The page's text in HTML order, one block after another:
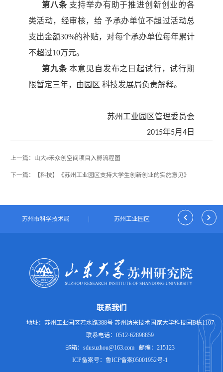
第八条 支持举办有助于推进创新创业的各
类活动，经审核，给 予承办单位不超过活动总
支出金额30%的补贴，对每个承办单位每年累计
不超过10万元。
第九条 本意见自发布之日起试行，试行期
限暂定三年，由园区 科技发展局负责解释。
苏州工业园区管理委员会
2015年5月4日
上一篇：山大e禾众创空间项目入孵流程图
下一篇：【科技】《苏州工业园区支持大学生创新创业的实施意见》
苏州市科学技术局 | 苏州工业园区 独墅湖科
联系我们
地址：苏州工业园区若水路388号 苏州纳米技术国家大学科技园B栋1107
联系电话：0512-62898859
邮箱：sdusuzhou@163.com 邮编：215123
ICP备案号：鲁ICP备案05001952号-1